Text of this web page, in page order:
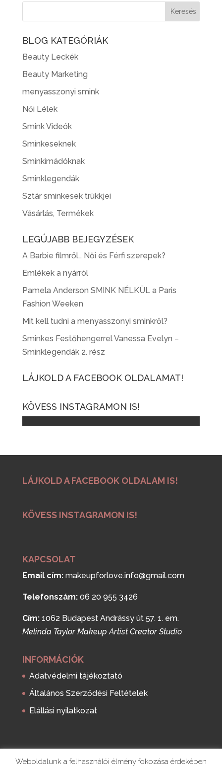
BLOG KATEGÓRIÁK
Beauty Leckék
Beauty Marketing
menyasszonyi smink
Női Lélek
Smink Videók
Sminkeseknek
Sminkimádóknak
Sminklegendák
Sztár sminkesek trükkjei
Vásárlás, Termékek
LEGÚJABB BEJEGYZÉSEK
A Barbie filmről… Női és Férfi szerepek?
Emlékek a nyárról
Pamela Anderson SMINK NÉLKÜL a Paris
Fashion Weeken
Mit kell tudni a menyasszonyi sminkről?
Sminkes Festőhengerrel Vanessa Evelyn –
Sminklegendák 2. rész
LÁJKOLD A FACEBOOK OLDALAMAT!
KÖVESS INSTAGRAMON IS!
LÁJKOLD A FACEBOOK OLDALAM IS!
KÖVESS INSTAGRAMON IS!
KAPCSOLAT
Email cím:makeupforlove.info@gmail.com
Telefonszám:06 20 955 3426
Cím:1062 Budapest Andrássy út 57. 1. em.
Melinda Taylor Makeup Artist Creator Studio
INFORMÁCIÓK
Adatvédelmi tájékoztató
Általános Szerződési Feltételek
Elállási nyilatkozat
Weboldalunk a felhasználói élmény fokozása érdekében